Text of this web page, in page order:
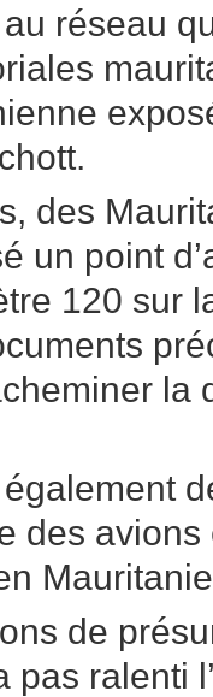
réseau
des
un point
120 sur
la
des
de
pas ralenti